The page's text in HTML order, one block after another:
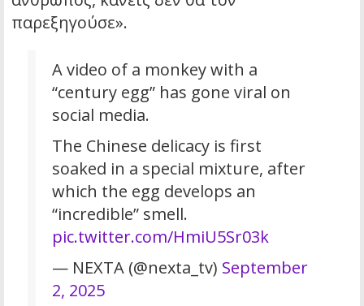
παρεξηγούσε».
A video of a monkey with a
“century egg” has gone viral on
social media.
The Chinese delicacy is first
soaked in a special mixture, after
which the egg develops an
“incredible” smell.
pic.twitter.com/HmiU5Sr03k
— NEXTA (@nexta_tv) September
2, 2025